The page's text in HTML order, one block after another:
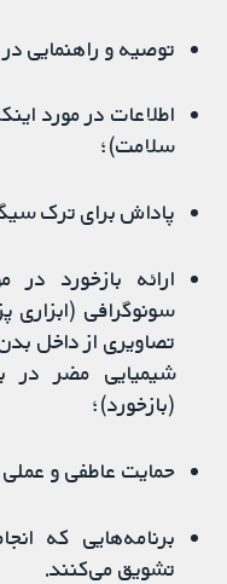
توصیه و راهنمایی
اطلاعات در مورد
سلامت)؛
پاداش برای ترک
ارائه بازخورد در
سونوگرافی (ابزاری
تصاویری از داخل
شیمیایی مضر در
(بازخورد)؛
حمایت عاطفی و عملی
برنامه‌هایی که
تشویق می‌کنند.